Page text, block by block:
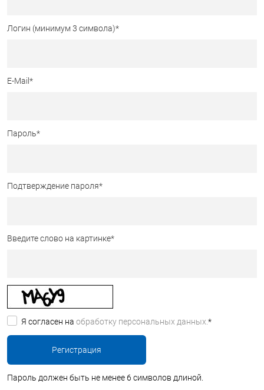
Логин (минимум 3 символа)*
E-Mail *
Пароль*
Подтверждение пароля*
Введите слово на картинке*
Я согласен на обработку персональных данных. *
Пароль должен быть не менее 6 символов длиной.